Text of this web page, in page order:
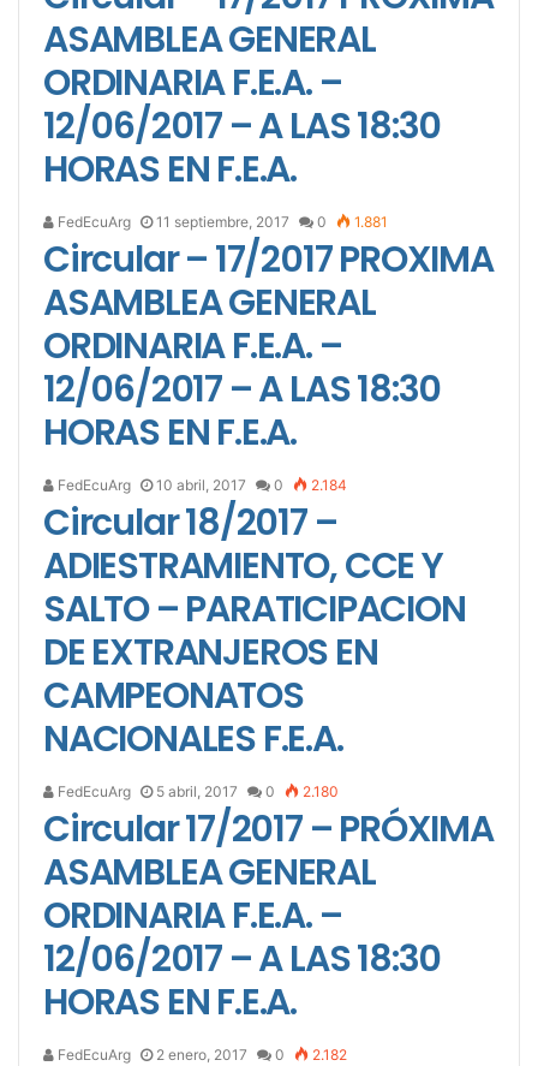
ASAMBLEA GENERAL
ORDINARIA F.E.A. –
12/06/2017 – A LAS 18:30
HORAS EN F.E.A.
FedEcuArg 11 septiembre, 2017 0 1.881
Circular – 17/2017 PROXIMA
ASAMBLEA GENERAL
ORDINARIA F.E.A. –
12/06/2017 – A LAS 18:30
HORAS EN F.E.A.
FedEcuArg 10 abril, 2017 0 2.184
Circular 18/2017 –
ADIESTRAMIENTO, CCE Y
SALTO – PARATICIPACION
DE EXTRANJEROS EN
CAMPEONATOS
NACIONALES F.E.A.
FedEcuArg 5 abril, 2017 0 2.180
Circular 17/2017 – PRÓXIMA
ASAMBLEA GENERAL
ORDINARIA F.E.A. –
12/06/2017 – A LAS 18:30
HORAS EN F.E.A.
FedEcuArg 2 enero, 2017 0 2.182